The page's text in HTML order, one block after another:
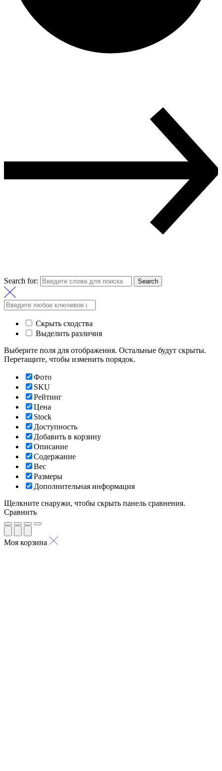
Search for: Search
Скрыть сходства
Выделить различия
Выберите поля для отображения. Остальные будут скрыты.
Перетащите, чтобы изменить порядок.
Фото
SKU
Рейтинг
Цена
Stock
Доступность
Добавить в корзину
Описание
Содержание
Вес
Размеры
Дополнительная информация
Щелкните снаружи, чтобы скрыть панель сравнения.
Сравнить
Моя корзина